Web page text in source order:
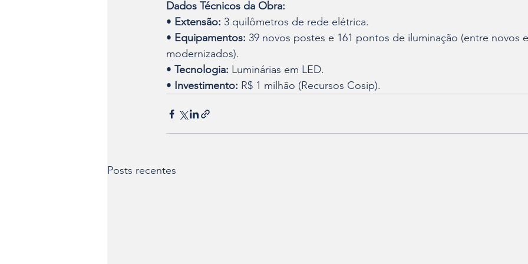
Dados Técnicos da Obra:
• Extensão: 3 quilômetros de rede elétrica.
• Equipamentos: 39 novos postes e 161 pontos de iluminação (entre novos e
modernizados).
• Tecnologia: Luminárias em LED.
• Investimento: R$ 1 milhão (Recursos Cosip).
Posts recentes